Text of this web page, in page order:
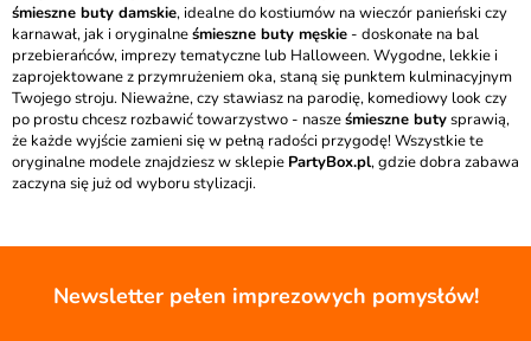
śmieszne buty damskie, idealne do kostiumów na wieczór panieński czy
karnawał, jak i oryginalneśmieszne buty męskie - doskonałe na bal
przebierańców, imprezy tematyczne lub Halloween. Wygodne, lekkie i
zaprojektowane z przymrużeniem oka, staną się punktem kulminacyjnym
Twojego stroju. Nieważne, czy stawiasz na parodię, komediowy look czy
po prostu chcesz rozbawić towarzystwo - nasześmieszne butysprawią,
że każde wyjście zamieni się w pełną radości przygodę! Wszystkie te
oryginalne modele znajdziesz w sklepie PartyBox.pl, gdzie dobra zabawa
zaczyna się już od wyboru stylizacji.
Newsletter pełen imprezowych pomysłów!